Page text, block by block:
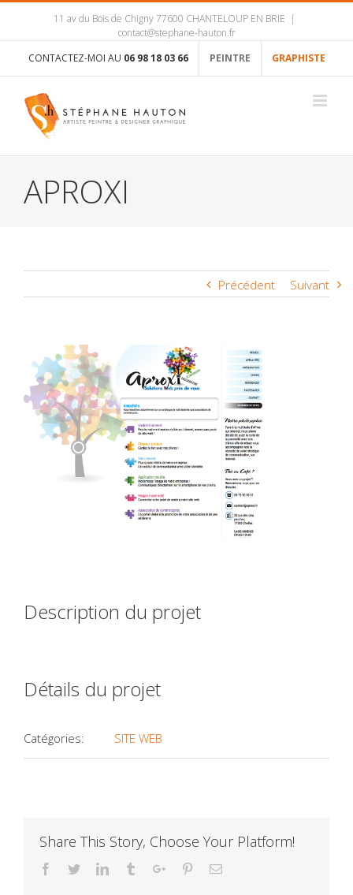
11 av du Bois de Chigny 77600 CHANTELOUP EN BRIE |
contact@stephane-hauton.fr
CONTACTEZ-MOI AU 06 98 18 03 66 PEINTRE GRAPHISTE
APROXI
Précédent Suivant
Description du projet
Détails du projet
Catégories: SITE WEB
Share This Story, Choose Your Platform!
Facebook
TwitterLinkedinTumblrGoogle+PinterestEmail